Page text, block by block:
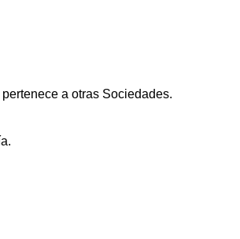
a otras Sociedades.